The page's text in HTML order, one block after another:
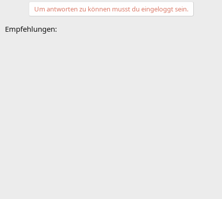
Um antworten zu können musst du eingeloggt sein.
Empfehlungen: